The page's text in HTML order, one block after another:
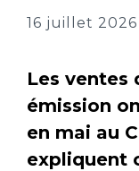
16 juillet 2026
Les ventes
émission
en mai au
expliquent